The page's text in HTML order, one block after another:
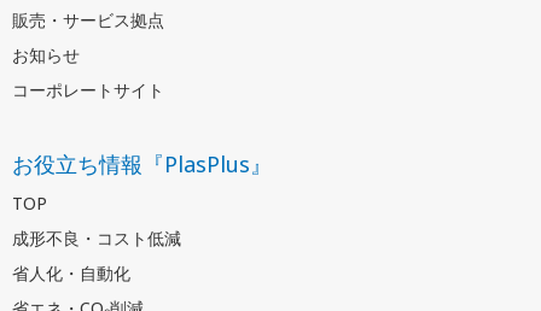
販売・サービス拠点
お知らせ
コーポレートサイト
お役立ち情報『PlasPlus』
TOP
成形不良・コスト低減
省人化・自動化